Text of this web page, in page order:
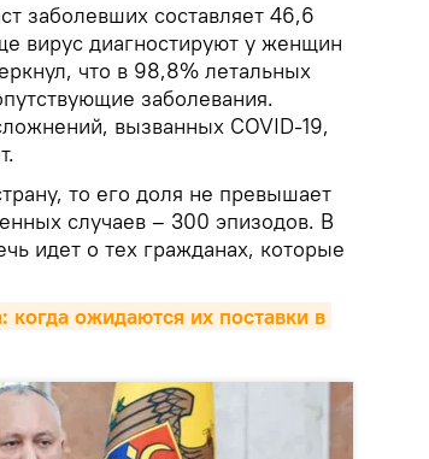
заболевших составляет 46,6
вирус диагностируют у женщин
что в 98,8% летальных
заболевания.
вызванных COVID-19,
то его доля не превышает
случаев – 300 эпизодов. В
идет о тех гражданах, которые
когда ожидаются их поставки в